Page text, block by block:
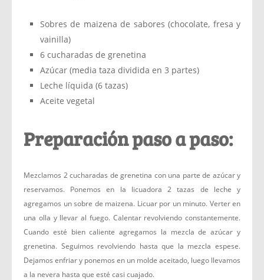
Sobres de maizena de sabores (chocolate, fresa y
vainilla)
6 cucharadas de grenetina
Azúcar (media taza dividida en 3 partes)
Leche líquida (6 tazas)
Aceite vegetal
Preparación paso a paso:
Mezclamos 2 cucharadas de grenetina con una parte de azúcar y
reservamos. Ponemos en la licuadora 2 tazas de leche y
agregamos un sobre de maizena. Licuar por un minuto. Verter en
una olla y llevar al fuego. Calentar revolviendo constantemente.
Cuando esté bien caliente agregamos la mezcla de azúcar y
grenetina. Seguimos revolviendo hasta que la mezcla espese.
Dejamos enfriar y ponemos en un molde aceitado, luego llevamos
a la nevera hasta que esté casi cuajado.